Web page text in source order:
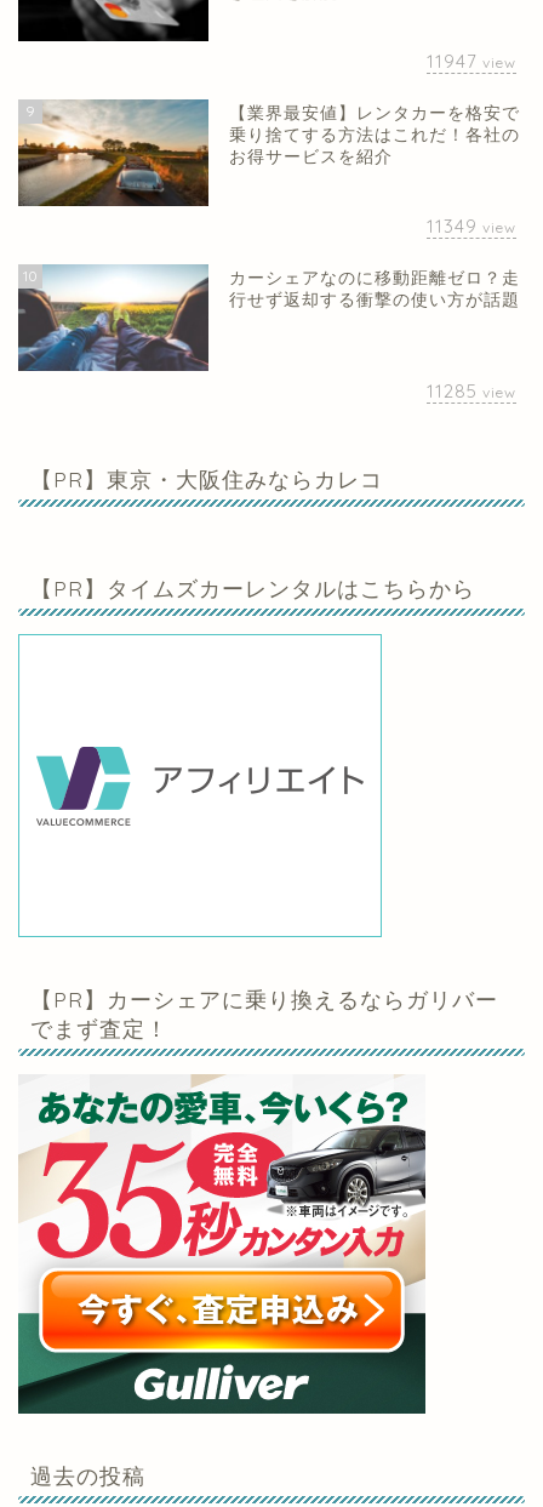
11947 view
9
【業界最安値】レンタカーを格安で
乗り捨てする方法はこれだ！各社の
お得サービスを紹介
11349 view
10
カーシェアなのに移動距離ゼロ？走
行せず返却する衝撃の使い方が話題
11285 view
【PR】東京・大阪住みならカレコ
【PR】タイムズカーレンタルはこちらから
【PR】カーシェアに乗り換えるならガリバー
でまず査定！
過去の投稿